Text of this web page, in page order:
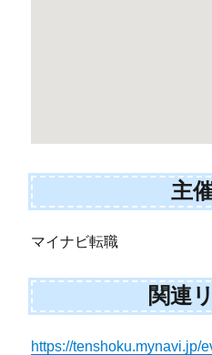
主
マイナビ転職
関連
https://tenshoku.mynavi.jp/